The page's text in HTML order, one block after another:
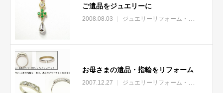
ご遺品をジュエリーに
2008.08.03 ジュエリーリフォーム・リモデル
お母さまの遺品・指輪をリフォーム
2007.12.27 ジュエリーリフォーム・リモデル